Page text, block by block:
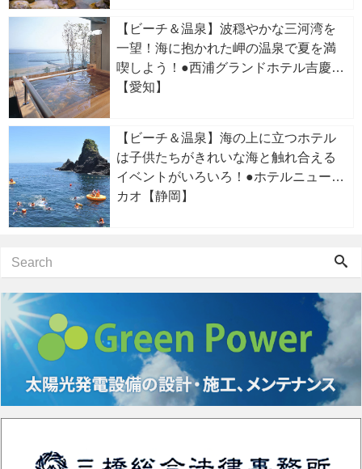
【ビーチ＆温泉】波穏やかな三河湾を
一望！海に抱かれた岬の温泉で夏を満
喫しよう！●西浦グランドホテル吉慶
【愛知】
【ビーチ＆温泉】海の上に立つホテル
は子供たちがきれいな海と触れ合える
イベントがいろいろ！●ホテルニューア
カオ【静岡】